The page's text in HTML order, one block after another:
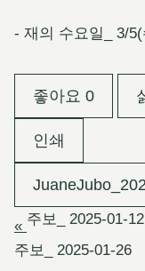
- 재의 수요일_ 3/5(
좋아요 0
인쇄
« 주보_ 2025-01-12
주보_ 2025-01-26